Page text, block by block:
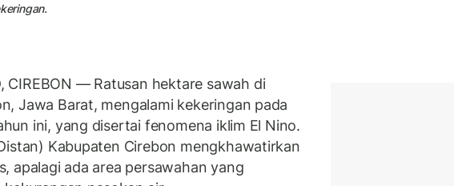
CIREBON — Ratusan hektare sawah di
Jawa Barat, mengalami kekeringan pada
ini, yang disertai fenomena iklim El Nino.
Kabupaten Cirebon mengkhawatirkan
apalagi ada area persawahan yang